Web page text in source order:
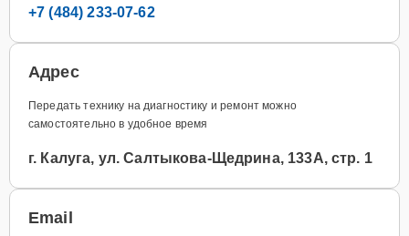
+7 (484) 233-07-62
Адрес
Передать технику на диагностику и ремонт можно
самостоятельно в удобное время
г. Калуга, ул. Салтыкова-Щедрина, 133А, стр. 1
Email